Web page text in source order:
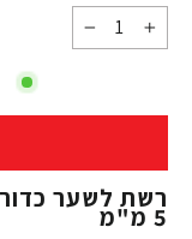
−
+
5 מ"מ